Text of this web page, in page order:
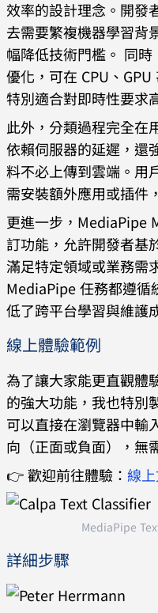
效率的設計理念。開發
去需要繁複機器學習背
幅降低技術門檻。 同
優化，可在 CPU、
特別適合對即時性要求
此外，分類過程完全在
依賴伺服器的延遲，還
料不必上傳到雲端。用
需安裝額外應用或插件
更進一步，MediaPipe
訂功能，允許開發者基
滿足特定領域或業務需
MediaPipe 任務都遵循
低了跨平台學習與維護
線上體驗範例
為了讓大家能更直觀體
的強大功能，我也特別
可以直接在瀏覽器中輸
向（正面或負面），無
👉 歡迎前往體驗： 線
MediaPipe
詳細步驟